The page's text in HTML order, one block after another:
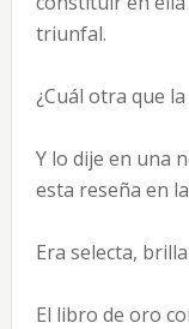
triunfal.
¿Cuál otra que
Y lo dije en una
esta reseña en
Era selecta,
El libro de oro